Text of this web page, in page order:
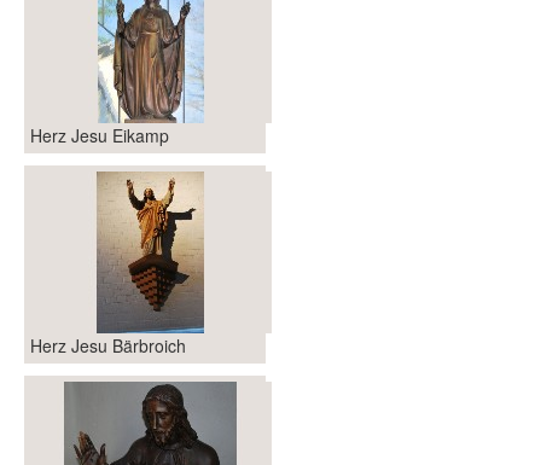
Herz Jesu Eikamp
Herz Jesu Bärbroich